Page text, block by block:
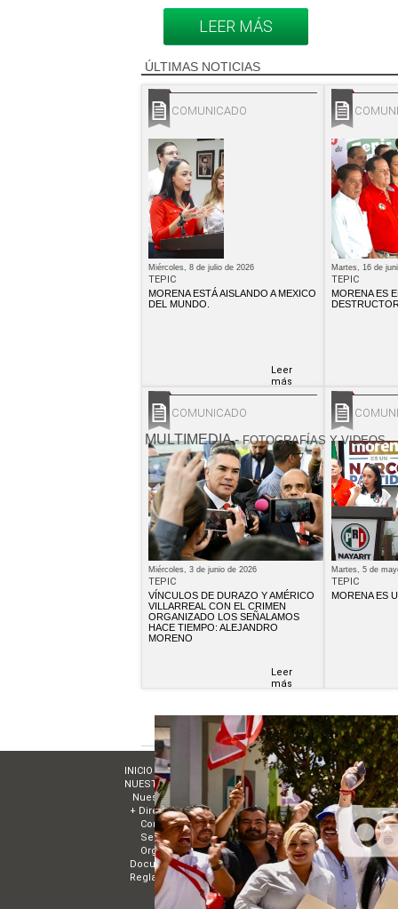
LEER MÁS
ÚLTIMAS NOTICIAS
COMUNICADO
Miércoles, 8 de julio de 2026
TEPIC
MORENA ESTÁ AISLANDO A MEXICO
DEL MUNDO.
Leer
más
Martes, 16 de
TEPIC
MORENA ES
COMUNICADO
Miércoles, 3 de junio de 2026
TEPIC
VÍNCULOS DE DURAZO Y AMÉRICO
VILLARREAL CON EL CRIMEN
ORGANIZADO LOS SEÑALAMOS
HACE TIEMPO: ALEJANDRO
MORENO
Leer
más
Martes, 5 de
TEPIC
MORENA ES
MULTIMEDIA-FOTOGRAFÍAS Y VIDEOS
INICIO
NUESTRO PARTIDO
Nuestro Presidente
+ Directorios
Comité Estatal de Nayarit
Sectores
Organismos Políticos
Documentos básicos
Reglamentos
MUNICIPIOS
ESTRADOS
Convocatorias
Acuerdos
TRANSPARENCIA
EVENTOS